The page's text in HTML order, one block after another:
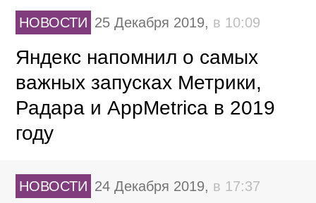
НОВОСТИ 25 Декабря 2019, в 10:09
Яндекс напомнил о самых
важных запусках Метрики,
Радара и AppMetrica в 2019
году
НОВОСТИ 24 Декабря 2019, в 17:37